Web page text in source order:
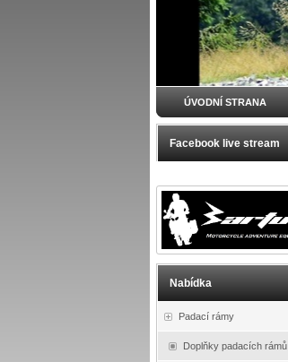
ÚVODNÍ STRANA
Facebook live stream
Nabídka
Padací rámy
Doplňky padacích rámů